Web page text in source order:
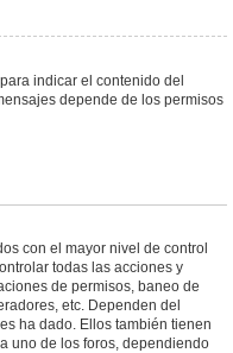
indicar el contenido del
depende de los permisos
con el mayor nivel de control
todas las acciones y
de permisos, baneo de
etc. Dependen del
ha dado. Ellos también tienen
uno de los foros, dependiendo